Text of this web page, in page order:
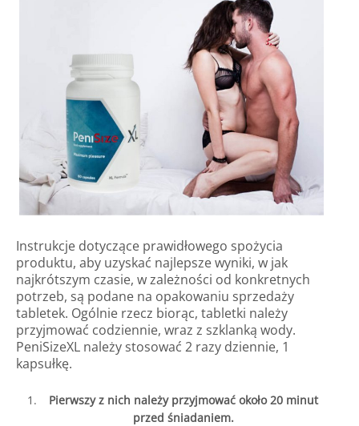
Instrukcje dotyczące prawidłowego spożycia
produktu, aby uzyskać najlepsze wyniki, w jak
najkrótszym czasie, w zależności od konkretnych
potrzeb, są podane na opakowaniu sprzedaży
tabletek. Ogólnie rzecz biorąc, tabletki należy
przyjmować codziennie, wraz z szklanką wody.
PeniSizeXL należy stosować 2 razy dziennie, 1
kapsułkę.
Pierwszy z nich należy przyjmować około 20 minut
przed śniadaniem.